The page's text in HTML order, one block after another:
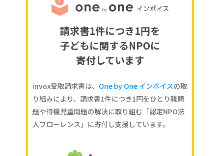
請求書1件につき1円を
子どもに関するNPOに
寄付しています
invox受取請求書は、 One by One インボイスの取
り組みにより、 請求書1件につき1円をひとり親問
題や待機児童問題の解決に取り組む「認定NPO法
人フローレンス」に寄付し支援しています。